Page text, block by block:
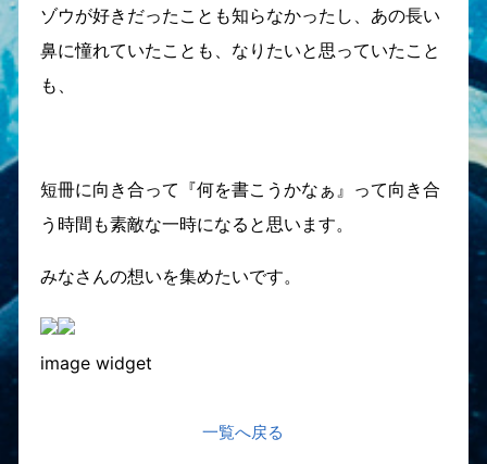
ゾウが好きだったことも知らなかったし、あの長い
鼻に憧れていたことも、なりたいと思っていたこと
も、
短冊に向き合って『何を書こうかなぁ』って向き合
う時間も素敵な一時になると思います。
みなさんの想いを集めたいです。
image widget
一覧へ戻る